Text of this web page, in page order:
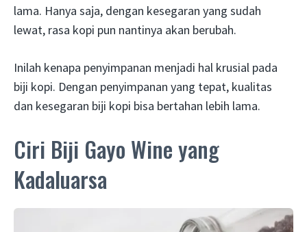
lama. Hanya saja, dengan kesegaran yang sudah
lewat, rasa kopi pun nantinya akan berubah.
Inilah kenapa penyimpanan menjadi hal krusial pada
biji kopi. Dengan penyimpanan yang tepat, kualitas
dan kesegaran biji kopi bisa bertahan lebih lama.
Ciri Biji Gayo Wine yang
Kadaluarsa